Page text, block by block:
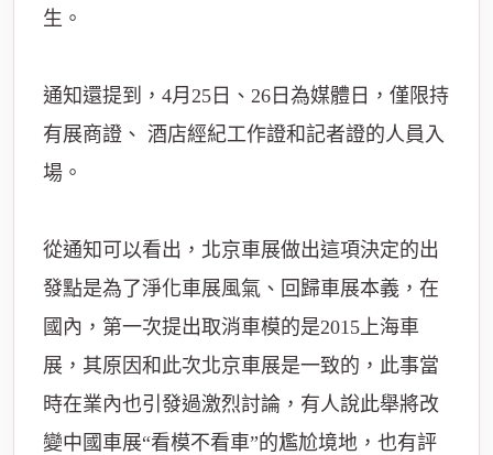
生。
通知還提到，4月25日、26日為媒體日，僅限持
有展商證、 酒店經紀工作證和記者證的人員入
場。
從通知可以看出，北京車展做出這項決定的出
發點是為了淨化車展風氣、回歸車展本義，在
國內，第一次提出取消車模的是2015上海車
展，其原因和此次北京車展是一致的，此事當
時在業內也引發過激烈討論，有人說此舉將改
變中國車展“看模不看車”的尷尬境地，也有評